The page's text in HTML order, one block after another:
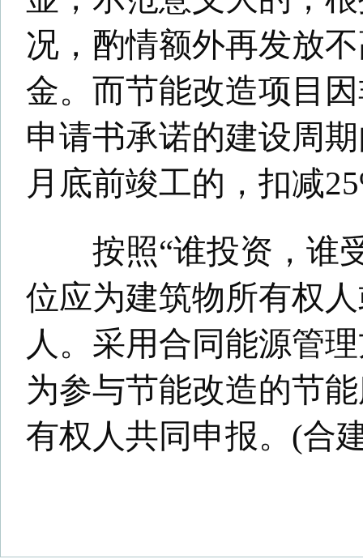
关于我们 - 法律声明 广告服务 人
Copyright©2025 www.huishang101.com All
皖公